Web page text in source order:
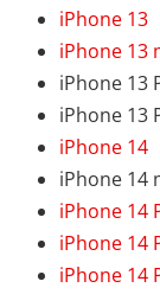
iPhone 13
iPhone 13
iPhone 13
iPhone 13
iPhone 14
iPhone 14
iPhone 14
iPhone 14
iPhone 14